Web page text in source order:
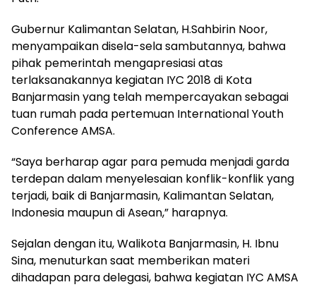
Gubernur Kalimantan Selatan, H.Sahbirin Noor,
menyampaikan disela-sela sambutannya, bahwa
pihak pemerintah mengapresiasi atas
terlaksanakannya kegiatan IYC 2018 di Kota
Banjarmasin yang telah mempercayakan sebagai
tuan rumah pada pertemuan International Youth
Conference AMSA.
“Saya berharap agar para pemuda menjadi garda
terdepan dalam menyelesaian konflik-konflik yang
terjadi, baik di Banjarmasin, Kalimantan Selatan,
Indonesia maupun di Asean,” harapnya.
Sejalan dengan itu, Walikota Banjarmasin, H. Ibnu
Sina, menuturkan saat memberikan materi
dihadapan para delegasi, bahwa kegiatan IYC AMSA